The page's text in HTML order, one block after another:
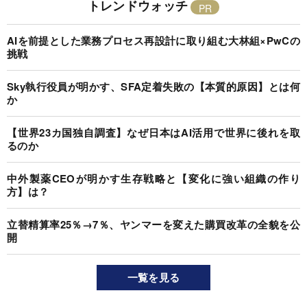
トレンドウォッチ
AIを前提とした業務プロセス再設計に取り組む大林組×PwCの
挑戦
Sky執行役員が明かす、SFA定着失敗の【本質的原因】とは何
か
【世界23カ国独自調査】なぜ日本はAI活用で世界に後れを取
るのか
中外製薬CEOが明かす生存戦略と【変化に強い組織の作り
方】は？
立替精算率25％→7％、ヤンマーを変えた購買改革の全貌を公
開
一覧を見る